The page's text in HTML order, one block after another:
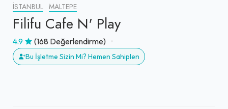
İSTANBUL MALTEPE
Filifu Cafe N' Play
4.9 (168 Değerlendirme)
Bu İşletme Sizin Mi? Hemen Sahiplen